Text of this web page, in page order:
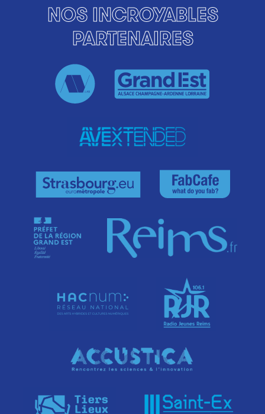
NOS INCROYABLES
PARTENAIRES